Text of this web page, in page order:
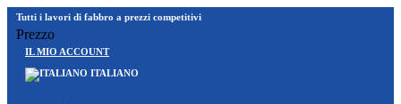
Tutti i lavori di fabbro a prezzi competitivi
Prezzo
IL MIO ACCOUNT
ITALIANO